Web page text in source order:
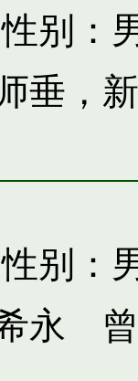
性别：
垂，
性别：
永 曾